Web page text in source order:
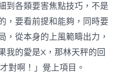
到各類要害焦點技巧，不是
，要看前提和能夠，同時要
，從本身的上風範疇出力，
我的愛是X，那林天秤的回
對啊！」覺上項目。